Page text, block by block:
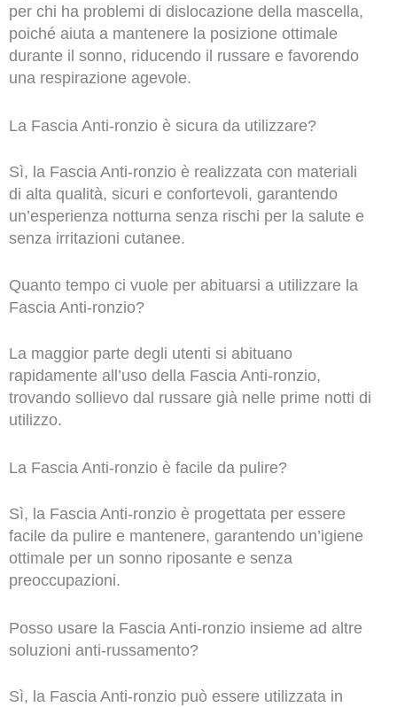
per chi ha problemi di dislocazione della mascella,
poiché aiuta a mantenere la posizione ottimale
durante il sonno, riducendo il russare e favorendo
una respirazione agevole.
La Fascia Anti-ronzio è sicura da utilizzare?
Sì, la Fascia Anti-ronzio è realizzata con materiali
di alta qualità, sicuri e confortevoli, garantendo
un’esperienza notturna senza rischi per la salute e
senza irritazioni cutanee.
Quanto tempo ci vuole per abituarsi a utilizzare la
Fascia Anti-ronzio?
La maggior parte degli utenti si abituano
rapidamente all’uso della Fascia Anti-ronzio,
trovando sollievo dal russare già nelle prime notti di
utilizzo.
La Fascia Anti-ronzio è facile da pulire?
Sì, la Fascia Anti-ronzio è progettata per essere
facile da pulire e mantenere, garantendo un’igiene
ottimale per un sonno riposante e senza
preoccupazioni.
Posso usare la Fascia Anti-ronzio insieme ad altre
soluzioni anti-russamento?
Sì, la Fascia Anti-ronzio può essere utilizzata in